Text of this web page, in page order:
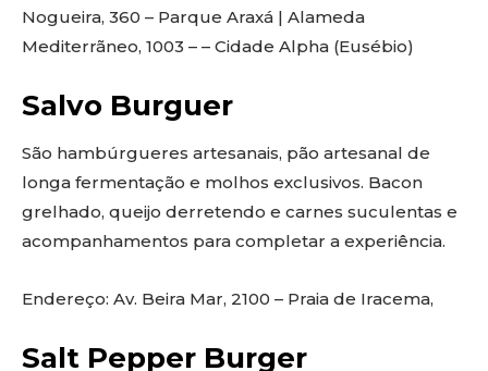
Nogueira, 360 – Parque Araxá | Alameda
Mediterrãneo, 1003 – – Cidade Alpha (Eusébio)
Salvo Burguer
São hambúrgueres artesanais, pão artesanal de
longa fermentação e molhos exclusivos. Bacon
grelhado, queijo derretendo e carnes suculentas e
acompanhamentos para completar a experiência.
Endereço: Av. Beira Mar, 2100 – Praia de Iracema,
Salt Pepper Burger